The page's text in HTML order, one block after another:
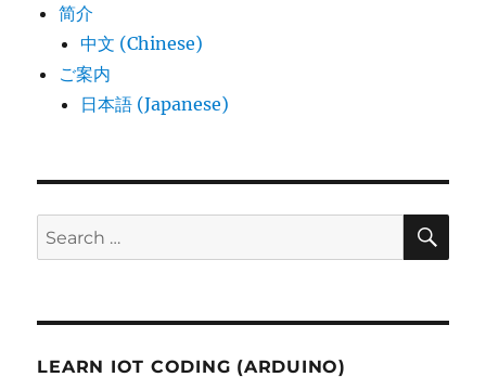
简介
中文 (Chinese)
ご案内
日本語 (Japanese)
Search
for:
LEARN IOT CODING (ARDUINO)